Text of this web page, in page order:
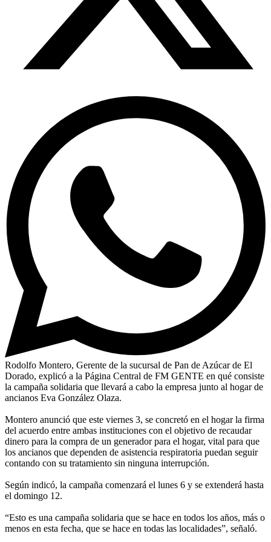
Rodolfo Montero, Gerente de la sucursal de Pan de Azúcar de El
Dorado, explicó a la Página Central de FM GENTE en qué consiste
la campaña solidaria que llevará a cabo la empresa junto al hogar de
ancianos Eva González Olaza.
Montero anunció que este viernes 3, se concretó en el hogar la firma
del acuerdo entre ambas instituciones con el objetivo de recaudar
dinero para la compra de un generador para el hogar, vital para que
los ancianos que dependen de asistencia respiratoria puedan seguir
contando con su tratamiento sin ninguna interrupción.
Según indicó, la campaña comenzará el lunes 6 y se extenderá hasta
el domingo 12.
“Esto es una campaña solidaria que se hace en todos los años, más o
menos en esta fecha, que se hace en todas las localidades”, señaló.